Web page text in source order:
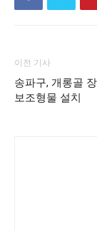
이전 기사
송파구, 개롱골
보조형물 설치